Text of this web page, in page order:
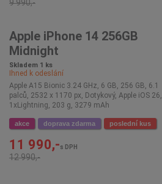
9 990,-
Apple iPhone 14 256GB
Midnight
Skladem 1 ks
Ihned k odeslání
Apple A15 Bionic 3.24 GHz, 6 GB, 256 GB, 6.1
palců, 2532 x 1170 px, Dotykový, Apple iOS 26,
1xLightning, 203 g, 3279 mAh
akce doprava zdarma poslední kus
11 990,-s DPH
12 990,-